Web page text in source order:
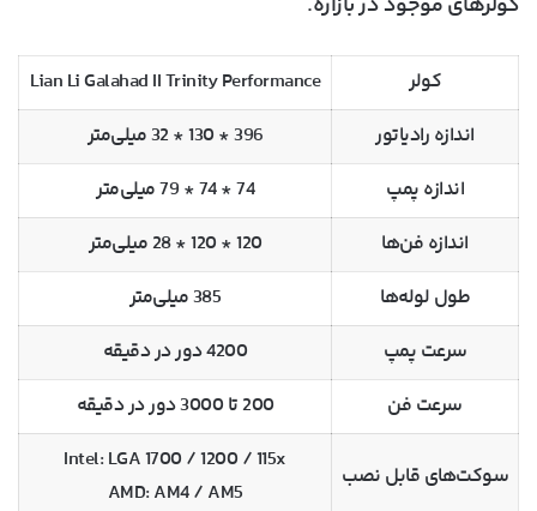
کولر
Lian Li Galahad II Trinity Performance
اندازه رادیاتور
396 * 130 * 32 میلی‌متر
اندازه پمپ
74 * 74 * 79 میلی‌متر
اندازه فن‌ها
120 * 120 * 28 میلی‌متر
طول لوله‌ها
385 میلی‌متر
سرعت پمپ
4200 دور در دقیقه
سرعت فن
200 تا 3000 دور در دقیقه
سوکت‌های قابل نصب
Intel: LGA 1700 / 1200 / 115x
AMD: AM4 / AM5